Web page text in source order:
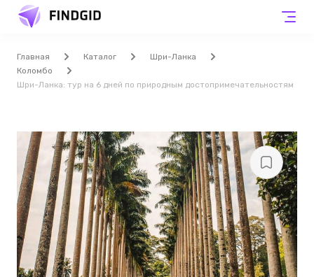
Главная Каталог
Шри-Ланка
Коломбо
Шри-Ланка: тур на 6 дней по природным достопримечательностям